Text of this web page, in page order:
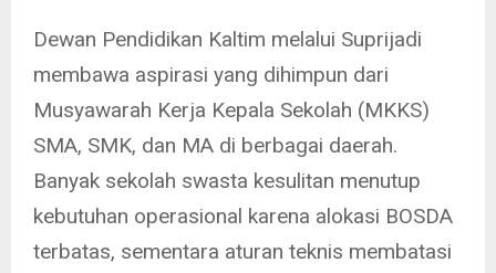
Dewan Pendidikan Kaltim melalui Suprijadi
membawa aspirasi yang dihimpun dari
Musyawarah Kerja Kepala Sekolah (MKKS)
SMA, SMK, dan MA di berbagai daerah.
Banyak sekolah swasta kesulitan menutup
kebutuhan operasional karena alokasi BOSDA
terbatas, sementara aturan teknis membatasi